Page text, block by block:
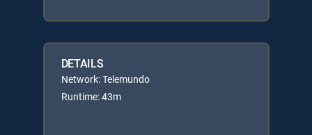
DETAILS
Network: Telemundo
Runtime: 43m